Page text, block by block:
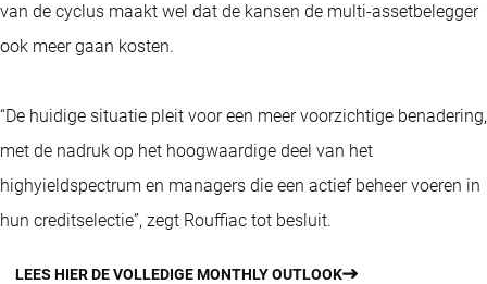
van de cyclus maakt wel dat de kansen de multi-assetbelegger
ook meer gaan kosten.
“De huidige situatie pleit voor een meer voorzichtige benadering,
met de nadruk op het hoogwaardige deel van het
highyieldspectrum en managers die een actief beheer voeren in
hun creditselectie”, zegt Rouffiac tot besluit.
LEES HIER DE VOLLEDIGE MONTHLY OUTLOOK